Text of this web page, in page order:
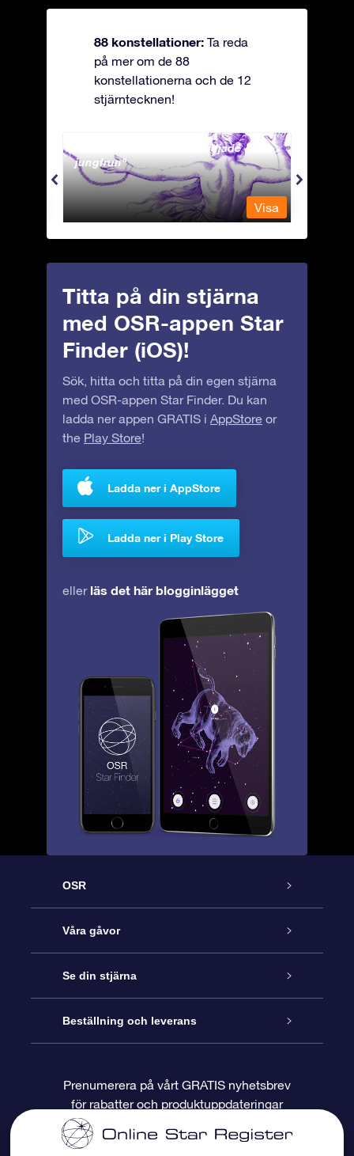
88 konstellationer: Ta reda
på mer om de 88
konstellationerna och de 12
stjärntecknen!
Andromeda - Den fastkedjade
jungfrun
Visa
Titta på din stjärna
med OSR-appen Star
Finder (iOS)!
Sök, hitta och titta på din egen stjärna
med OSR-appen Star Finder. Du kan
ladda ner appen GRATIS i AppStore or
the Play Store!
Ladda ner i AppStore
Ladda ner i Play Store
eller läs det här blogginlägget
OSR
Kundtjänst
Kontakta oss
Blogg
Recensioner
Våra gåvor
Online-Stjärngåva
OSR Gåvopaket
OSR Presentkort
Företagspresenter
Se din stjärna
Stjärnregiste
Personlig Stjärnsida
One Million Stars
Beställning och leverans
Betalningsinformation
Prenumerera på vårt GRATIS nyhetsbrev
för rabatter och produktuppdateringar